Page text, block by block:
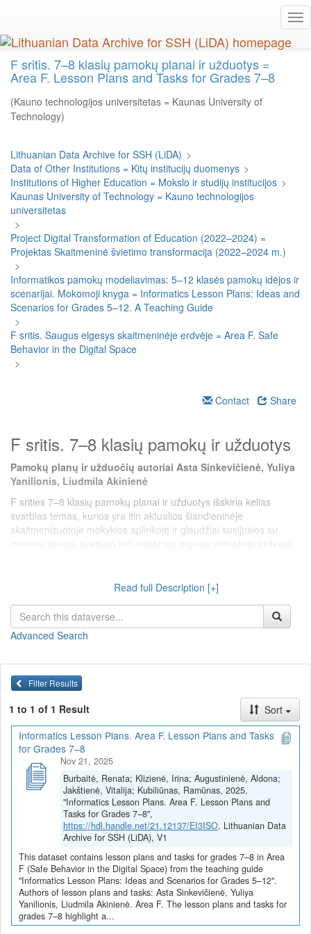
main
content
F sritis. 7–8 klasių pamokų planai ir užduotys =
Area F. Lesson Plans and Tasks for Grades 7–8
(Kauno technologijos universitetas = Kaunas University of
Technology)
Lithuanian Data Archive for SSH (LiDA) >
Data of Other Institutions = Kitų institucijų duomenys >
Institutions of Higher Education = Mokslo ir studijų institucijos >
Kaunas University of Technology = Kauno technologijos
universitetas
>
Project Digital Transformation of Education (2022–2024) =
Projektas Skaitmeninė švietimo transformacija (2022–2024 m.)
>
Informatikos pamokų modeliavimas: 5–12 klasės pamokų idėjos ir
scenarijai. Mokomoji knyga = Informatics Lesson Plans: Ideas and
Scenarios for Grades 5–12. A Teaching Guide
>
F sritis. Saugus elgesys skaitmeninėje erdvėje = Area F. Safe
Behavior in the Digital Space
>
Contact Share
F sritis. 7–8 klasių pamokų ir užduotys
Pamokų planų ir užduočių autoriai Asta Sinkevičienė, Yuliya
Yanilionis, Liudmila Akinienė
F srities 7–8 klasių pamokų planai ir užduotys išskiria kelias
svarbias temas, kurios yra itin aktualios šiandieninėje
skaitmenizuotoje mokyklos aplinkoje ir glaudžiai susijusios su
gvildenamos temos, susijusios su saugiu elgesiu internete:
klausimai, patyčios virtualioje erdvėje. Pamokų planai padeda ne
tik įgyti praktinių įgūdžių, bet ir formuoja mokinių sąmoningumą,
kas yra būtina šiuolaikiniame ugdyme.
Pamokų planai ir užduotys(juos galiteperžiūrėtiarbaparsisiųsti
viename dokumente)
Saugus ir sveikatą tausojantis darbas skaitmeniniu įrenginiu
(Asta Sinkevičienė)
Saugios darbo vietos kompiuterių klasėje kūrimas (Asta
Sinkevičienė)
Rizikos žmogaus fizinei ir psichinei savijautai naudojant
skaitmenines technologijas (Asta Sinkevičienė)
Skaitmeninių technologijų svarba aplinkosaugos
sprendimuose (Asta Sinkevičienė)
Saugaus darbo virtualiojoje erdvėje principai, pavojai ir
problemos (Asta Sinkevičienė)
Saugus darbas virtualiojoje erdvėje (Asta Sinkevičienė)
(Yuliya Yanilionis)
Rizikos žmogaus fizinei ir psichinei sveikatai naudojant
skaitmenines technologijas (Yuliya Yanilionis)
Skaitmeninių technologijų svarba aplinkosaugos
sprendimuose (Yuliya Yanilionis)
Read full Description [+]
Advanced Search
Filter Results
1 to 1 of 1 Result
Sort
Informatics Lesson Plans. Area F. Lesson Plans and Tasks
for Grades 7–8
Nov 21, 2025
Burbaitė, Renata; Klizienė, Irina; Augustinienė, Aldona;
Jakštienė, Vitalija; Kubiliūnas, Ramūnas, 2025,
"Informatics Lesson Plans. Area F. Lesson Plans and
Tasks for Grades 7–8",
https://hdl.handle.net/21.12137/EI3ISO, Lithuanian Data
Archive for SSH (LiDA), V1
This dataset contains lesson plans and tasks for grades 7–8 in Area
F (Safe Behavior in the Digital Space) from the teaching guide
"Informatics Lesson Plans: Ideas and Scenarios for Grades 5–12".
Authors of lesson plans and tasks: Asta Sinkevičienė, Yuliya
Yanilionis, Liudmila Akinienė. Area F. The lesson plans and tasks for
grades 7–8 highlight a...